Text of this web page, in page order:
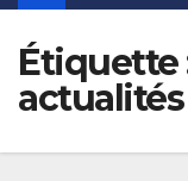
Étiquette
actualités